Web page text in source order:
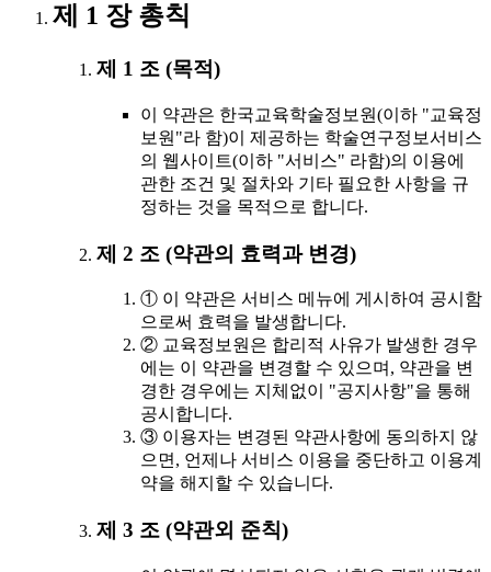
제 1 장 총칙
제 1 조 (목적)
이 약관은 한국교육학술정보원(이하 "교육정
보원"라 함)이 제공하는 학술연구정보서비스
의 웹사이트(이하 "서비스" 라함)의 이용에
관한 조건 및 절차와 기타 필요한 사항을 규
정하는 것을 목적으로 합니다.
제 2 조 (약관의 효력과 변경)
① 이 약관은 서비스 메뉴에 게시하여 공시함
으로써 효력을 발생합니다.
② 교육정보원은 합리적 사유가 발생한 경우
에는 이 약관을 변경할 수 있으며, 약관을 변
경한 경우에는 지체없이 "공지사항"을 통해
공시합니다.
③ 이용자는 변경된 약관사항에 동의하지 않
으면, 언제나 서비스 이용을 중단하고 이용계
약을 해지할 수 있습니다.
제 3 조 (약관외 준칙)